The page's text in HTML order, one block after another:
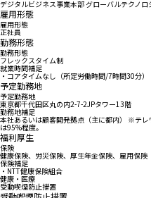
デジタルビジネス事業本部 グローバルテクノ
雇用形態
雇用形態
正社員
勤務形態
勤務形態
フレックスタイム制
就業時間補足
・コアタイムなし（所定労働時間/7時間30分）
予定勤務地
予定勤務地
東京都千代田区丸の内2-7-2JPタワー13階
勤務地補足
本社あるいは顧客開発拠点（主に都内） ※テ
は95%程度。
福利厚生
保険
健康保険、労災保険、厚生年金保険、雇用保険
保険補足
・NTT健康保険組合
健康・医療
受動喫煙防止措置